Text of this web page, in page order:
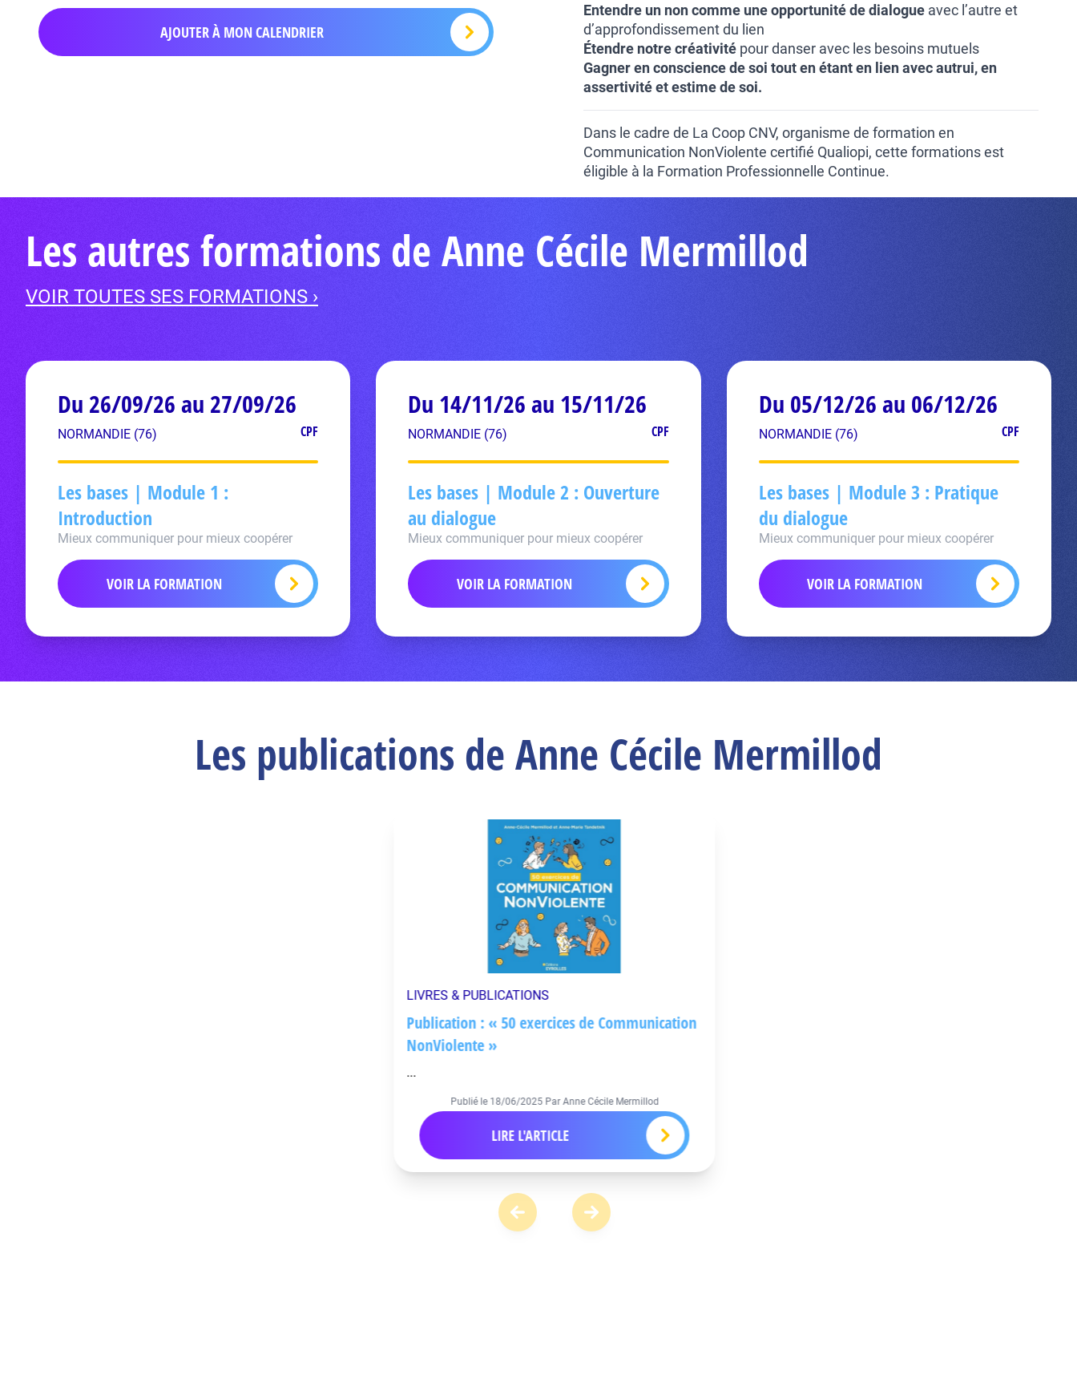
AJOUTER À MON CALENDRIER
Entendre un non comme une opportunité de dialogue avec l’autre et
d’approfondissement du lien
Étendre notre créativité pour danser avec les besoins mutuels
Gagner en conscience de soi tout en étant en lien avec autrui, en
assertivité et estime de soi.
Dans le cadre de La Coop CNV, organisme de formation en
Communication NonViolente certifié Qualiopi, cette formations est
éligible à la Formation Professionnelle Continue.
Les autres formations de Anne Cécile Mermillod
VOIR TOUTES SES FORMATIONS ›
Du 26/09/26 au 27/09/26
NORMANDIE (76) CPF
Les bases | Module 1 :
Introduction
Mieux communiquer pour mieux coopérer
VOIR LA FORMATION
Du 14/11/26 au 15/11/26
NORMANDIE (76) CPF
Les bases | Module 2 : Ouverture
au dialogue
Mieux communiquer pour mieux coopérer
VOIR LA FORMATION
Du 05/12/26 au 06/12/26
NORMANDIE (76) CPF
Les bases | Module 3 : Pratique
du dialogue
Mieux communiquer pour mieux coopérer
VOIR LA FORMATION
Les publications de Anne Cécile Mermillod
LIVRES & PUBLICATIONS
Publication : « 50 exercices de Communication
NonViolente »
...
Publié le 18/06/2025 Par Anne Cécile Mermillod
LIRE L'ARTICLE